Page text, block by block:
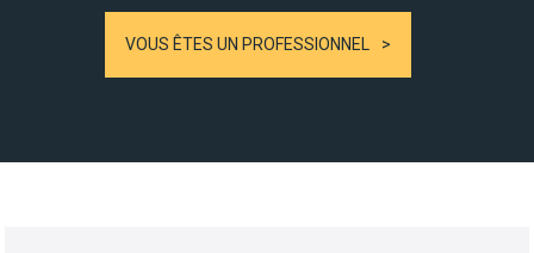
VOUS ÊTES UN PROFESSIONNEL